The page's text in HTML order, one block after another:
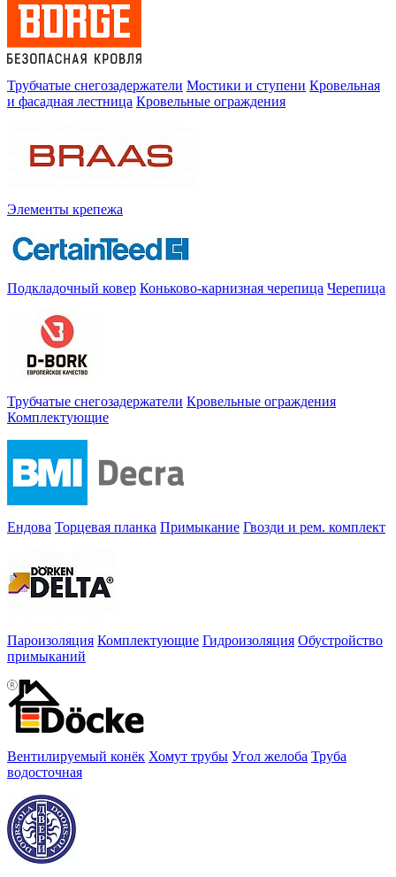
Трубчатые снегозадержатели Мостики и ступени Кровельная
и фасадная лестница Кровельные ограждения
Элементы крепежа
Подкладочный ковер Коньково-карнизная черепица Черепица
Трубчатые снегозадержатели Кровельные ограждения
Комплектующие
Ендова Торцевая планка Примыкание Гвозди и рем. комплект
Пароизоляция Комплектующие Гидроизоляция Обустройство
примыканий
Вентилируемый конёк Хомут трубы Угол желоба Труба
водосточная